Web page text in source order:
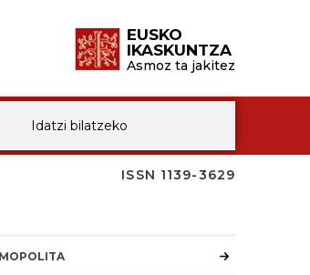
EUSKO
IKASKUNTZA
Asmoz ta jakitez
ISSN 1139-3629